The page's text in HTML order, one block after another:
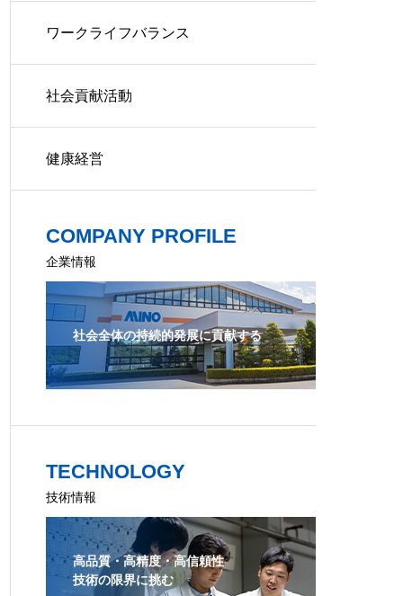
ワークライフバランス
社会貢献活動
健康経営
COMPANY PROFILE
企業情報
社会全体の持続的発展に貢献する
TECHNOLOGY
技術情報
高品質・高精度・高信頼性
技術の限界に挑む